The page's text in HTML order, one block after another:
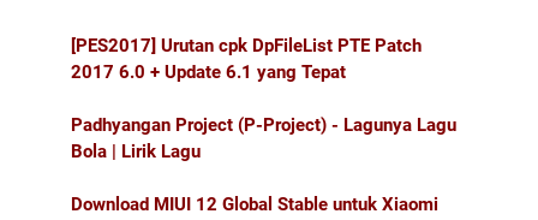
[PES2017] Urutan cpk DpFileList PTE Patch
2017 6.0 + Update 6.1 yang Tepat
Padhyangan Project (P-Project) - Lagunya Lagu
Bola | Lirik Lagu
Download MIUI 12 Global Stable untuk Xiaomi